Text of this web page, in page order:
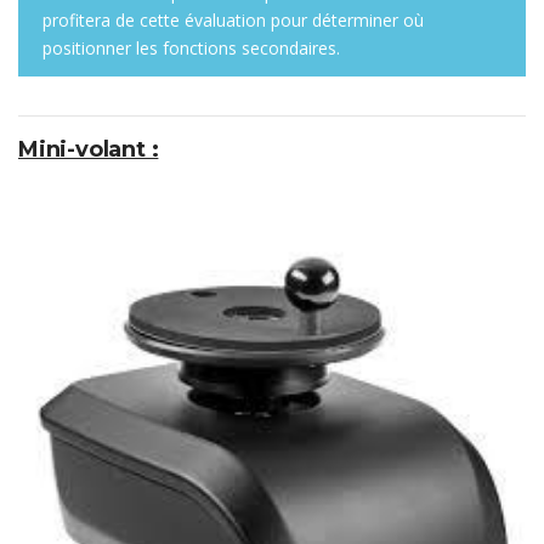
profitera de cette évaluation pour déterminer où
positionner les fonctions secondaires.
Mini-volant :